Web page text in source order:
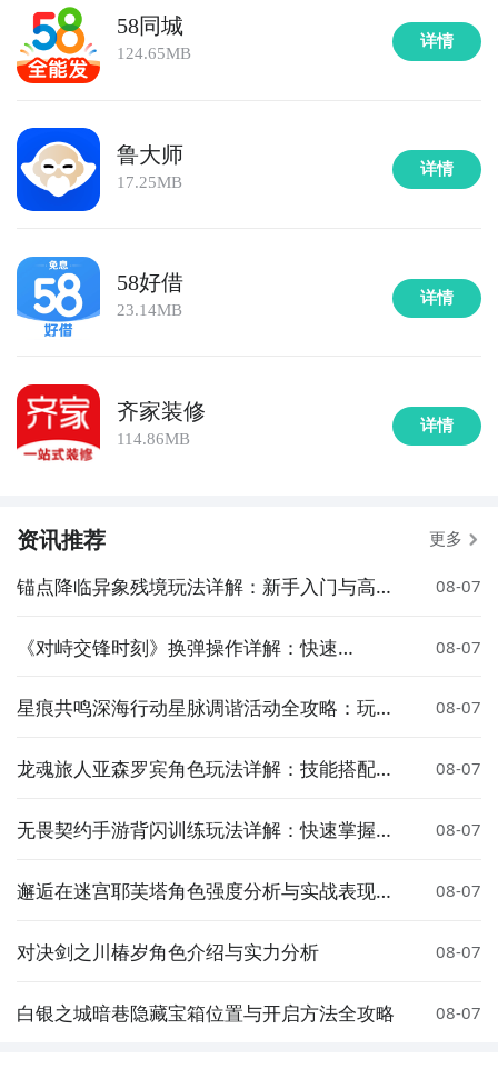
58同城
124.65MB
详情
鲁大师
17.25MB
详情
58好借
23.14MB
详情
齐家装修
114.86MB
详情
资讯推荐 更多
锚点降临异象残境玩法详解：新手入门与高阶
08-07
《对峙交锋时刻》换弹操作详解：快速
08-07
星痕共鸣深海行动星脉调谐活动全攻略：玩法
08-07
龙魂旅人亚森罗宾角色玩法详解：技能搭配、
08-07
无畏契约手游背闪训练玩法详解：快速掌握背
08-07
邂逅在迷宫耶芙塔角色强度分析与实战表现评
08-07
对决剑之川椿岁角色介绍与实力分析 08-07
白银之城暗巷隐藏宝箱位置与开启方法全攻略 08-07